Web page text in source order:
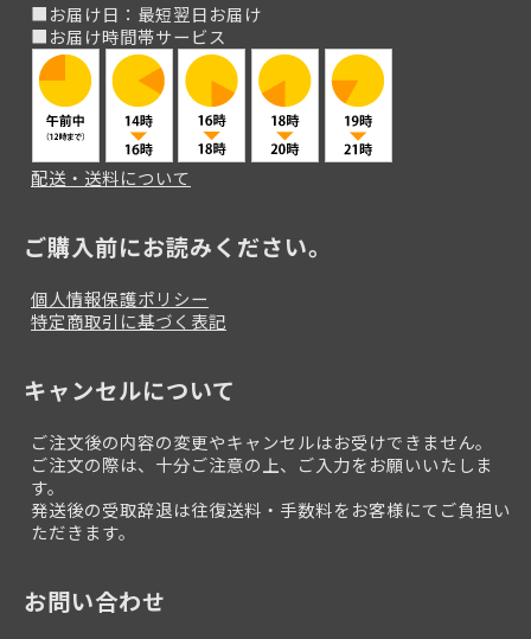
■お届け日：最短翌日お届け
■お届け時間帯サービス
配送・送料について
ご購入前にお読みください。
個人情報保護ポリシー
特定商取引に基づく表記
キャンセルについて
ご注文後の内容の変更やキャンセルはお受けできません。
ご注文の際は、十分ご注意の上、ご入力をお願いいたしま
す。
発送後の受取辞退は往復送料・手数料をお客様にてご負担い
ただきます。
お問い合わせ